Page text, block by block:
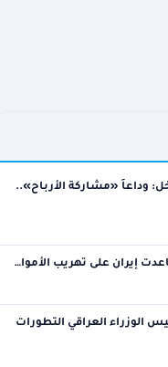
وداعاً «مشاركة الأرباح»..
إيران على تهريب الأموا…
الوزراء العراقي التطورات